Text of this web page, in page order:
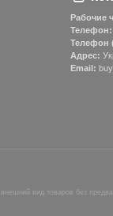
Рабочие
Телефон:
Телефон
Адрес:
Email:
вид товаров без